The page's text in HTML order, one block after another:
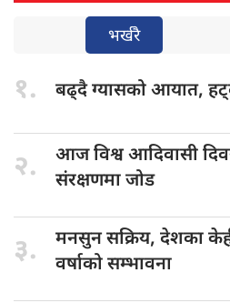
भर्खरै
१. बढ्दै ग्यासकोआयात,
२. आज विश्वआदिवासी
संरक्षणमा जोड
३. मनसुन सक्रिय, देशका
वर्षाको सम्भावना